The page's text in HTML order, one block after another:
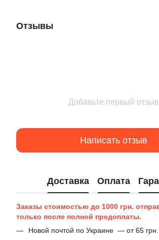
Отзывы
Добавьте первый отзыв
Написать отзыв
Доставка Оплата
Заказы стоимостью до 1000 грн.
только после полной предоплаты.
Новой почтой по Украине — от 65 грн.